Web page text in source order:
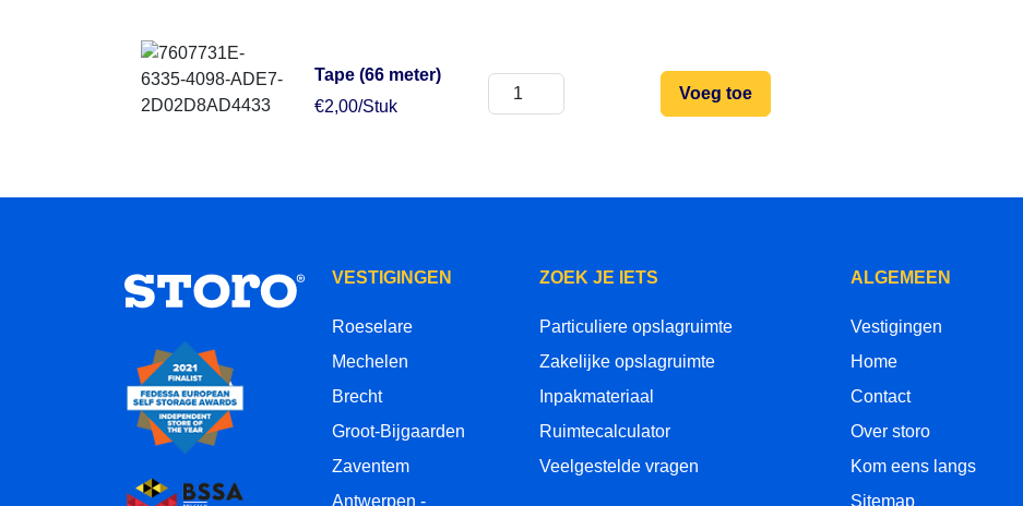
Tape (66 meter)
€2,00/Stuk
Voeg toe
VESTIGINGEN
Roeselare
Mechelen
Brecht
Groot-Bijgaarden
Zaventem
Antwerpen -
ZOEK JE IETS
Particuliere opslagruimte
Zakelijke opslagruimte
Inpakmateriaal
Ruimtecalculator
Veelgestelde vragen
ALGEMEEN
Vestigingen
Home
Contact
Over storo
Kom eens langs
Sitemap